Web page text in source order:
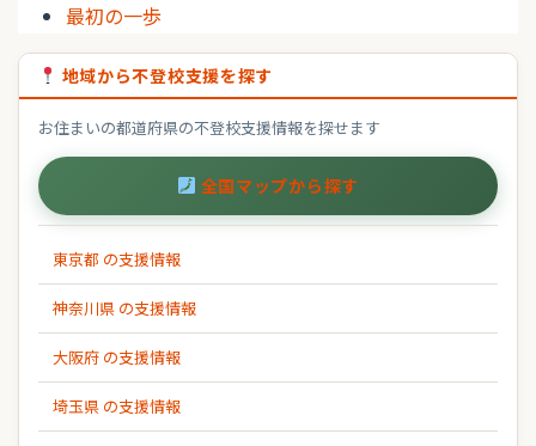
最初の一歩
地域から不登校支援を探す
お住まいの都道府県の不登校支援情報を探せます
全国マップから探す
東京都 の支援情報
神奈川県 の支援情報
大阪府 の支援情報
埼玉県 の支援情報